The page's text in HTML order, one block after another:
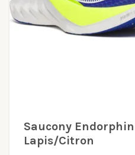
Saucony
Lapis/Citron